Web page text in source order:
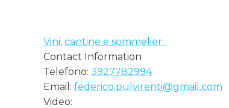
Vini, cantine e sommelier
Contact Information
Telefono: 3927782994
Email: federico.pulvirenti@gmail.com
Video: